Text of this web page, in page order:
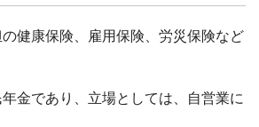
健康保険、雇用保険、労災保険など
金であり、立場としては、自営業に